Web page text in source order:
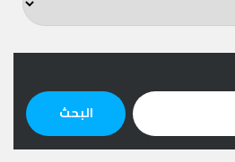
عن:
البحث